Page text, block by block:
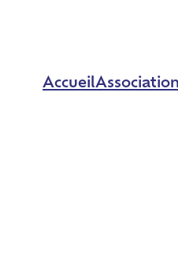
AccueilAssociation